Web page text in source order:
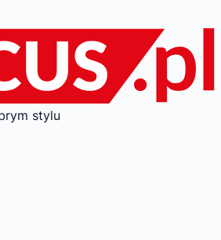
stylu